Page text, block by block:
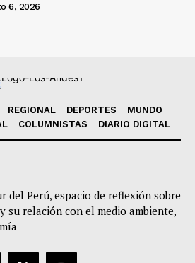
6, 2026
REGIONAL DEPORTES
MUNDO
COLUMNISTAS DIARIO DIGITAL
del Perú, espacio de reflexión sobre
su relación con el medio ambiente,